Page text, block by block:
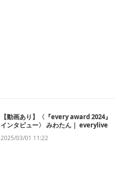
【動画あり】〈『every award 2024』
インタビュー〉 みわたん｜ everylive
2025/03/01 11:22